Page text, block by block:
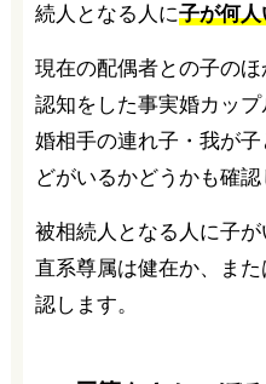
続人となる人に子が何
現在の配偶者との子のほ
認知をした事実婚カッ
婚相手の連れ子・我が
どがいるかどうかも確認
被相続人となる人に子
直系尊属は健在か、ま
認します。